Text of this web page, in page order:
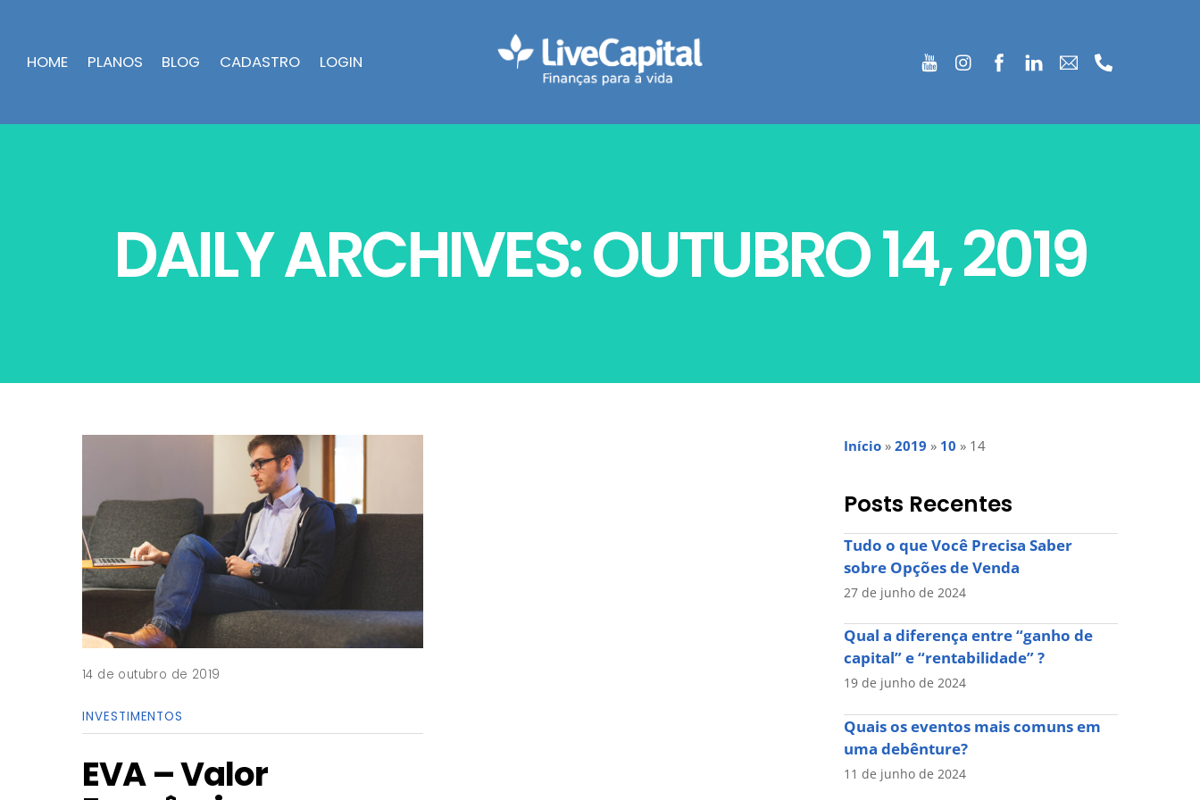
HOME PLANOS BLOG CADASTRO LOGIN
DAILY ARCHIVES: OUTUBRO 14, 2019
14 de outubro de 2019
INVESTIMENTOS
EVA – Valor
Início » 2019 » 10 »14
Posts Recentes
Tudo o que Você Precisa Saber
sobre Opções de Venda
27 de junho de 2024
Qual a diferença entre “ganho de
capital” e “rentabilidade” ?
19 de junho de 2024
Quais os eventos mais comuns em
uma debênture?
11 de junho de 2024